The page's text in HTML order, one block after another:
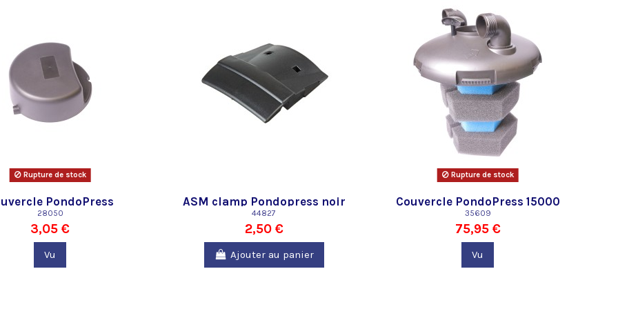
Rupture de stock
PondoPress
10000/15000
28050
3,05 €
Vu
ASM clamp Pondopress noir
44827
2,50 €
Ajouter au panier
Rupture de stock
Couvercle PondoPress 15000
35609
75,95 €
Vu